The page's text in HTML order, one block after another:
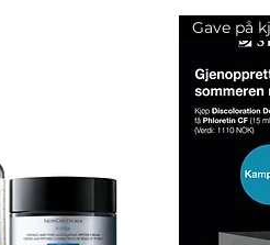
Gave på